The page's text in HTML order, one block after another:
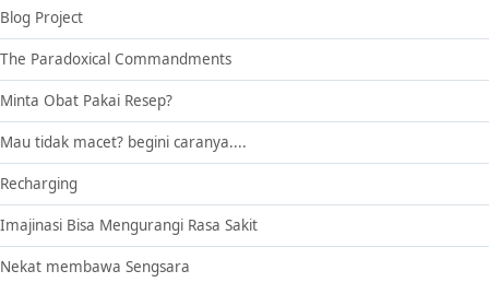
Blog Project
The Paradoxical Commandments
Minta Obat Pakai Resep?
Mau tidak macet? begini caranya....
Recharging
Imajinasi Bisa Mengurangi Rasa Sakit
Nekat membawa Sengsara